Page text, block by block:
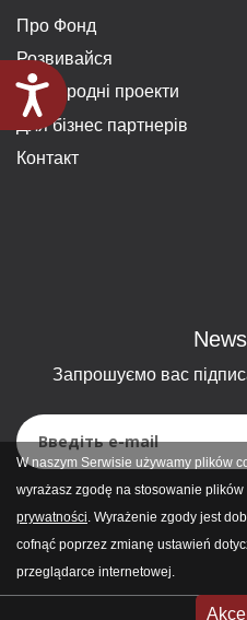
Доступність
Про Фонд
Розвивайся
Міжнародні проекти
Для бізнес партнерів
Контакт
Запрошуємо вас
W naszym Serwisie używamy plików
wyrażasz zgodę na stosowanie
prywatności. Wyrażenie zgody jest
cofnąć poprzez zmianę ustawień
przeglądarce internetowej.